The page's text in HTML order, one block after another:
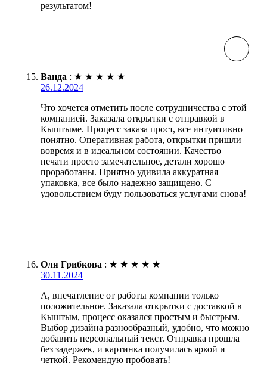
результатом!
Ванда : ★ ★ ★ ★ ★
26.12.2024
Что хочется отметить после сотрудничества с этой
компанией. Заказала открытки с отправкой в
Кыштыме. Процесс заказа прост, все интуитивно
понятно. Оперативная работа, открытки пришли
вовремя и в идеальном состоянии. Качество
печати просто замечательное, детали хорошо
проработаны. Приятно удивила аккуратная
упаковка, все было надежно защищено. С
удовольствием буду пользоваться услугами снова!
Оля Грибкова : ★ ★ ★ ★ ★
30.11.2024
А, впечатление от работы компании только
положительное. Заказала открытки с доставкой в
Кыштым, процесс оказался простым и быстрым.
Выбор дизайна разнообразный, удобно, что можно
добавить персональный текст. Отправка прошла
без задержек, и картинка получилась яркой и
четкой. Рекомендую пробовать!